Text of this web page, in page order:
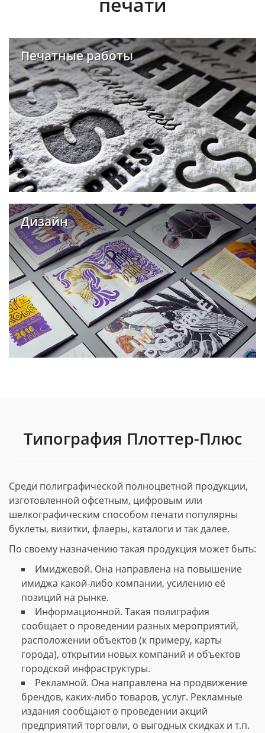
Печатные работы
Дизайн
Типография Плоттер-Плюс
Среди полиграфической полноцветной продукции,
изготовленной офсетным, цифровым или
шелкографическим способом печати популярны
буклеты, визитки, флаеры, каталоги и так далее.
По своему назначению такая продукция может быть:
Имиджевой. Она направлена на повышение
имиджа какой-либо компании, усилению её
позиций на рынке.
Информационной. Такая полиграфия
сообщает о проведении разных мероприятий,
расположении объектов (к примеру, карты
города), открытии новых компаний и объектов
городской инфраструктуры.
Рекламной. Она направлена на продвижение
брендов, каких-либо товаров, услуг. Рекламные
издания сообщают о проведении акций
предприятий торговли, о выгодных скидках и т.п.